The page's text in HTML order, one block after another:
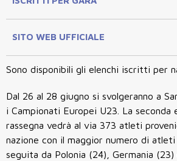
SITO WEB UFFICIALE
Sono disponibili gli elenchi iscritti per
Dal 26 al 28 giugno si svolgeranno a
i Campionati Europei U23 . La
rassegna vedrà al via 373 atleti
nazione con il maggior numero di atleti
seguita da Polonia (24), Germania (23)